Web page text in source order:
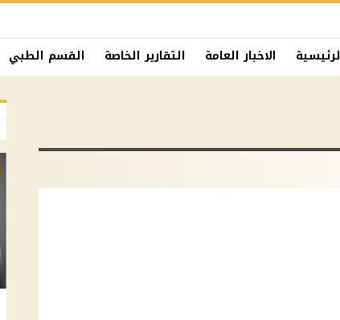
الاخبار العامة التقارير الخاصة القسم الطبي